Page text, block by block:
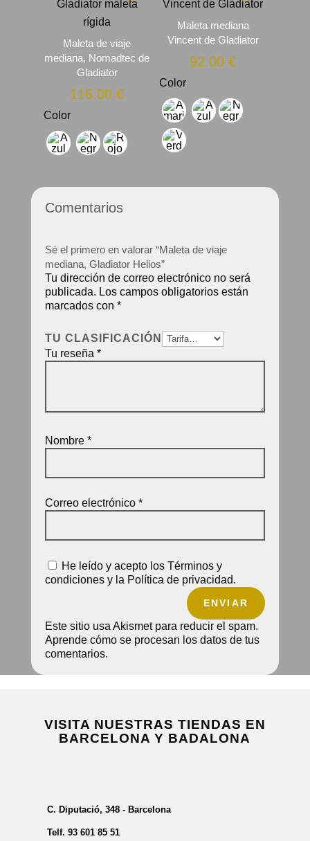
Maleta de viaje
mediana, Nomadtec de
Gladiator
116.00€
Color
Maleta mediana
Vincent de Gladiator
92.00€
Color
Comentarios
Sé el primero en valorar “Maleta de viaje
mediana, Gladiator Helios”
Tu dirección de correo electrónico no será
publicada. Los campos obligatorios están
marcados con *
TU CLASIFICACIÓN
Tu reseña *
Nombre *
Correo electrónico *
He leído y acepto los Términos y
condiciones y la Política de privacidad.
ENVIAR
Este sitio usa Akismet para reducir el spam.
Aprende cómo se procesan los datos de tus
comentarios.
VISITA NUESTRAS TIENDAS EN
BARCELONA Y BADALONA
C. Diputació, 348 - Barcelona
Telf. 93 601 85 51